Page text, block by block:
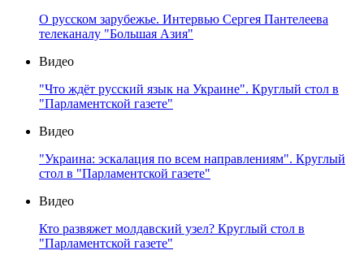
О русском зарубежье. Интервью Сергея Пантелеева
телеканалу "Большая Азия"
Видео
"Что ждёт русский язык на Украине". Круглый стол в
"Парламентской газете"
Видео
"Украина: эскалация по всем направлениям". Круглый
стол в "Парламентской газете"
Видео
Кто развяжет молдавский узел? Круглый стол в
"Парламентской газете"